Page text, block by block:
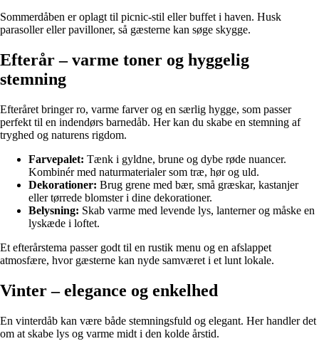
Sommerdåben er oplagt til picnic-stil eller buffet i haven. Husk
parasoller eller pavilloner, så gæsterne kan søge skygge.
Efterår – varme toner og hyggelig
stemning
Efteråret bringer ro, varme farver og en særlig hygge, som passer
perfekt til en indendørs barnedåb. Her kan du skabe en stemning af
tryghed og naturens rigdom.
Farvepalet: Tænk i gyldne, brune og dybe røde nuancer.
Kombinér med naturmaterialer som træ, hør og uld.
Dekorationer: Brug grene med bær, små græskar, kastanjer
eller tørrede blomster i dine dekorationer.
Belysning: Skab varme med levende lys, lanterner og måske en
lyskæde i loftet.
Et efterårstema passer godt til en rustik menu og en afslappet
atmosfære, hvor gæsterne kan nyde samværet i et lunt lokale.
Vinter – elegance og enkelhed
En vinterdåb kan være både stemningsfuld og elegant. Her handler det
om at skabe lys og varme midt i den kolde årstid.